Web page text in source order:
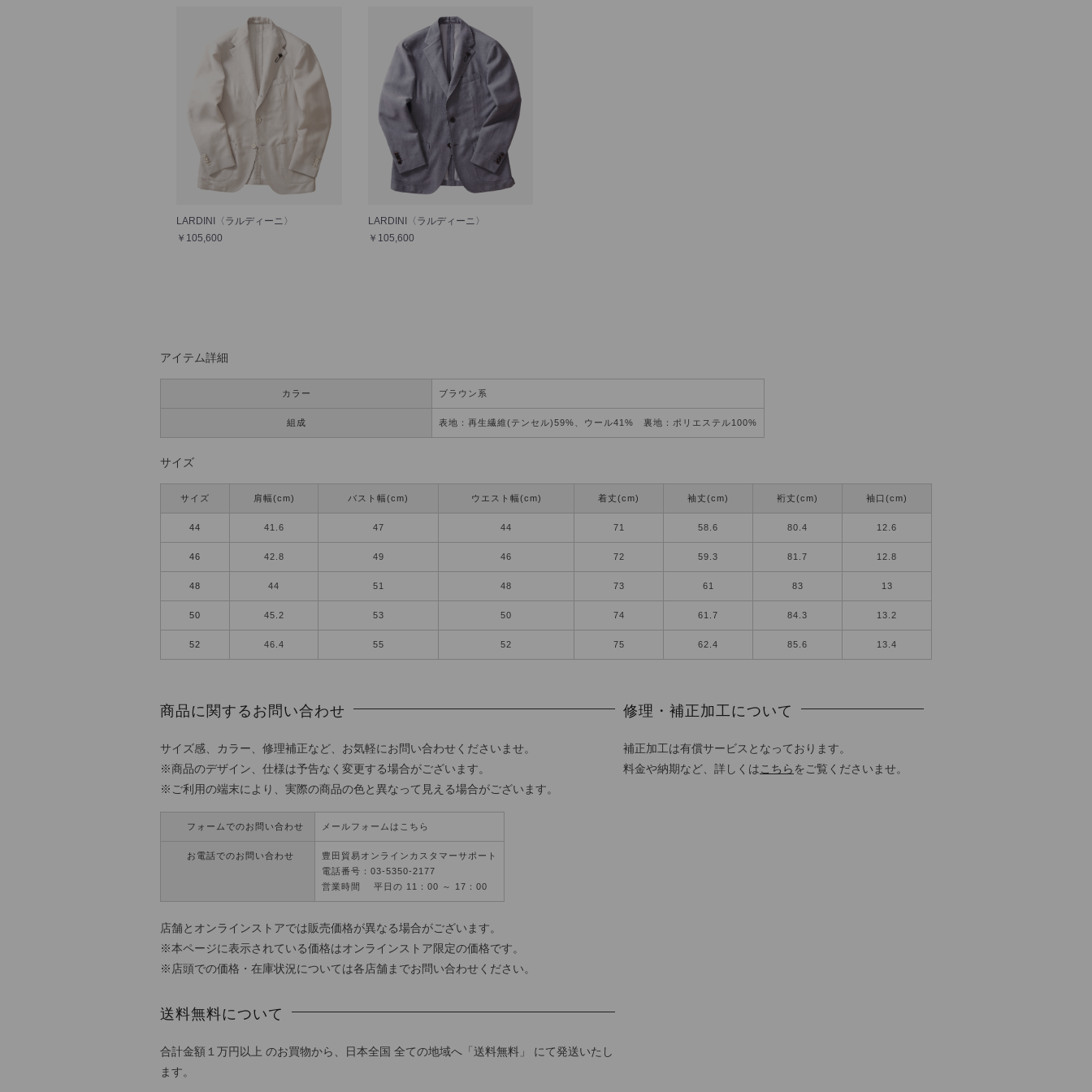
LARDINI〈ラルディーニ〉
￥105,600
LARDINI〈ラルディーニ〉
￥105,600
アイテム詳細
カラー ブラウン系
組成 表地：再生繊維(テンセル)59%、ウール41% 裏地：ポリエステル100%
サイズ
サイズ 肩幅(cm) バスト幅(cm) ウエスト幅(cm) 着丈(cm) 袖丈(cm) 裄丈(cm) 袖口(cm)
44 41.6 47 44 71 58.6 80.4 12.6
46 42.8 49 46 72 59.3 81.7 12.8
48 44 51 48 73 61 83 13
50 45.2 53 50 74 61.7 84.3 13.2
52 46.4 55 52 75 62.4 85.6 13.4
商品に関するお問い合わせ
サイズ感、カラー、修理補正など、お気軽にお問い合わせくださいませ。
※商品のデザイン、仕様は予告なく変更する場合がございます。
※ご利用の端末により、実際の商品の色と異なって見える場合がございます。
フォームでのお問い合わせ メールフォームはこちら
お電話でのお問い合わせ
豊田貿易オンラインカスタマーサポート
電話番号：03-5350-2177
営業時間 平日の 11：00 ～ 17：00
店舗とオンラインストアでは販売価格が異なる場合がございます。
※本ページに表示されている価格はオンラインストア限定の価格です。
※店頭での価格・在庫状況については各店舗までお問い合わせください。
送料無料について
合計金額１万円以上 のお買物から、日本全国 全ての地域へ「送料無料」 にて発送いたし
ます。
修理・補正加工について
補正加工は有償サービスとなっております。
料金や納期など、詳しくは こちら をご覧くださいませ。